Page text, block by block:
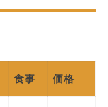
食事 価格